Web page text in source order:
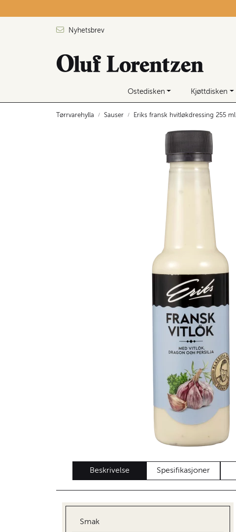
Nyhetsbrev
Ostedisken Kjøttdisken
Tørrvarehylla Sauser Eriks fransk hvitløkdressing 255 ml
Beskrivelse Spesifikasjoner
Smak